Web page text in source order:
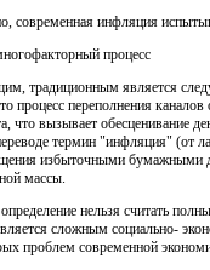
современная инфляция
процесс
традиционным является
процесс переполнения
что вызывает обесценивание
термин "инфляция" (от
избыточными бумажными
массы.
нельзя считать
сложным социально-
проблем современной